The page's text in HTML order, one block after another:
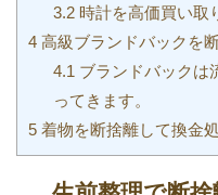
3.2時計を高価買い取
4 高級ブランドバックを
4.1 ブランドバックは
ってきます。
5 着物を断捨離して換金